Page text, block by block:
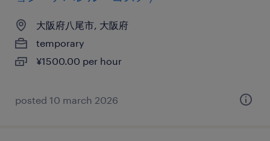
大阪府八尾市, 大阪府
temporary
¥1500.00 per hour
posted 10 march 2026